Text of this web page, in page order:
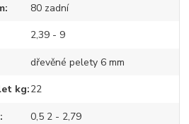
80 zadní
2,39 - 9
dřevěné pelety 6 mm
kg 22
0,5 2 - 2,79